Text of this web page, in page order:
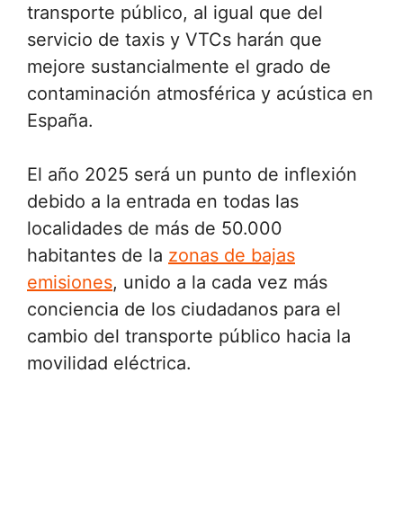
transporte público, al igual que del
servicio de taxis y VTCs harán que
mejore sustancialmente el grado de
contaminación atmosférica y acústica en
España.
El año 2025 será un punto de inflexión
debido a la entrada en todas las
localidades de más de 50.000
habitantes de la zonas de bajas
emisiones, unido a la cada vez más
conciencia de los ciudadanos para el
cambio del transporte público hacia la
movilidad eléctrica.